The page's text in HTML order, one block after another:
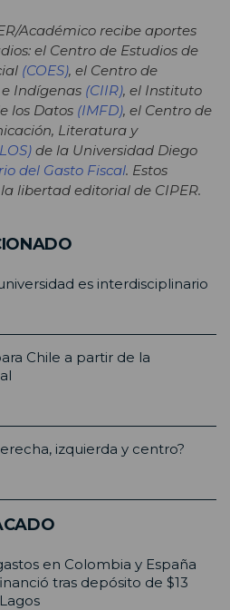
Académico recibe aportes
el Centro de Estudios de
(COES), el Centro de
Indígenas (CIIR), el Instituto
los Datos (IMFD), el Centro de
Literatura y
de la Universidad Diego
del Gasto Fiscal. Estos
libertad editorial de CIPER.
es interdisciplinario
Chile a partir de la
izquierda y centro?
en Colombia y España
tras depósito de $13